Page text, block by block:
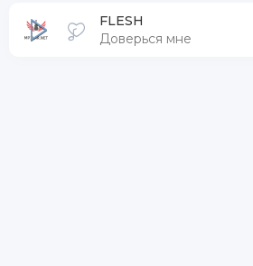
FLESH
Доверься мне